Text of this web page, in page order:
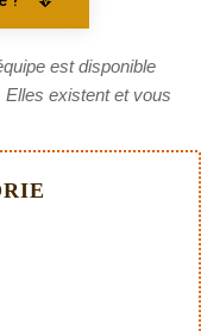
est disponible
existent et vous